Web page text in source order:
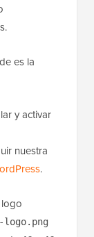
es la
y activar
nuestra
.
logo.png